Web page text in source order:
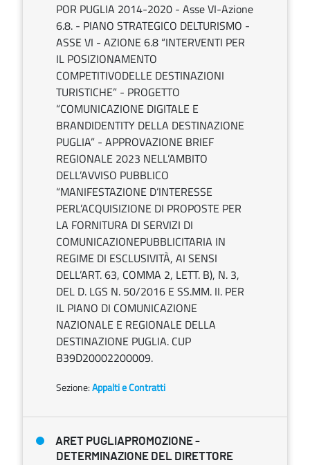
POR PUGLIA 2014-2020 - Asse VI-Azione
6.8. - PIANO STRATEGICO DELTURISMO -
ASSE VI - AZIONE 6.8 “INTERVENTI PER
IL POSIZIONAMENTO
COMPETITIVODELLE DESTINAZIONI
TURISTICHE” - PROGETTO
“COMUNICAZIONE DIGITALE E
BRANDIDENTITY DELLA DESTINAZIONE
PUGLIA” - APPROVAZIONE BRIEF
REGIONALE 2023 NELL’AMBITO
DELL’AVVISO PUBBLICO
“MANIFESTAZIONE D’INTERESSE
PERL’ACQUISIZIONE DI PROPOSTE PER
LA FORNITURA DI SERVIZI DI
COMUNICAZIONEPUBBLICITARIA IN
REGIME DI ESCLUSIVITÀ, AI SENSI
DELL’ART. 63, COMMA 2, LETT. B), N. 3,
DEL D. LGS N. 50/2016 E SS.MM. II. PER
IL PIANO DI COMUNICAZIONE
NAZIONALE E REGIONALE DELLA
DESTINAZIONE PUGLIA. CUP
B39D20002200009.
Sezione:Appalti e Contratti
ARET PUGLIAPROMOZIONE -
DETERMINAZIONE DEL DIRETTORE